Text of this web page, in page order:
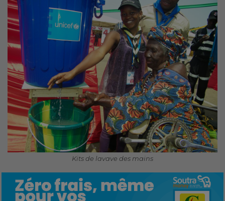
Kits de lavave des mains